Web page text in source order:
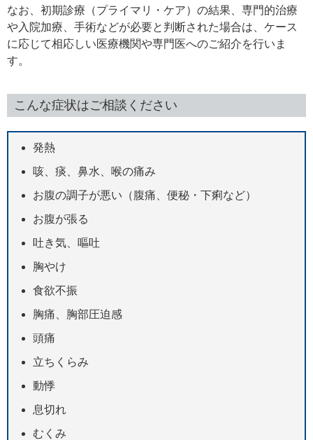
なお、初期診療（プライマリ・ケア）の結果、専門的治療
や入院加療、手術などが必要と判断された場合は、ケース
に応じて相応しい医療機関や専門医へのご紹介を行いま
す。
こんな症状はご相談ください
発熱
咳、痰、鼻水、喉の痛み
お腹の調子が悪い（腹痛、便秘・下痢など）
お腹が張る
吐き気、嘔吐
胸やけ
食欲不振
胸痛、胸部圧迫感
頭痛
立ちくらみ
動悸
息切れ
むくみ